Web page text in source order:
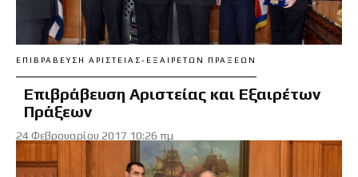
ΕΠΙΒΡΆΒΕΥΣΗ ΑΡΙΣΤΕΊΑΣ-ΕΞΑΊΡΕΤΩΝ ΠΡΆΞΕΩΝ
Επιβράβευση Αριστείας και Εξαιρέτων
Πράξεων
24 Φεβρουαρίου 2017 10:26 πμ